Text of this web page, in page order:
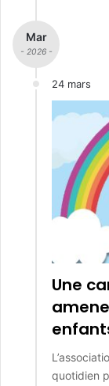
Mar
- 2026 -
24 mars
Une
quotidien